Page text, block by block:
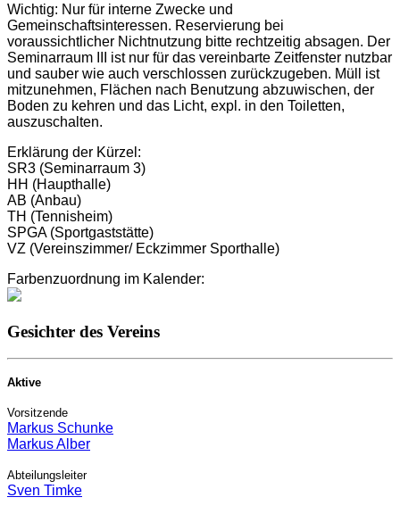
Wichtig: Nur für interne Zwecke und
Gemeinschaftsinteressen. Reservierung bei
voraussichtlicher Nichtnutzung bitte rechtzeitig absagen. Der
Seminarraum III ist nur für das vereinbarte Zeitfenster nutzbar
und sauber wie auch verschlossen zurückzugeben. Müll ist
mitzunehmen, Flächen nach Benutzung abzuwischen, der
Boden zu kehren und das Licht, expl. in den Toiletten,
auszuschalten.
Erklärung der Kürzel:
SR3 (Seminarraum 3)
HH (Haupthalle)
AB (Anbau)
TH (Tennisheim)
SPGA (Sportgaststätte)
VZ (Vereinszimmer/ Eckzimmer Sporthalle)
Farbenzuordnung im Kalender:
Gesichter des Vereins
Aktive
Vorsitzende
Markus Schunke
Markus Alber
Abteilungsleiter
Sven Timke